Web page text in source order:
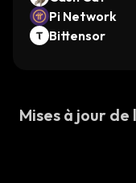
Pi Network
Bittensor
Mises à jour de